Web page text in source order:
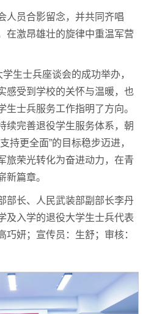
人员合影留念，并共同齐唱
在激昂雄壮的旋律中重温军营
学生士兵座谈会的成功举办，
感受到学校的关怀与温暖，也
生士兵服务工作指明了方向。
续完善退役学生服务体系，朝
持更全面”的目标稳步迈进，
旅荣光转化为奋进动力，在青
新篇章。
部长、人民武装部副部长李丹
及入学的退役大学生士兵代表
妍；宣传员：生舒；审核：